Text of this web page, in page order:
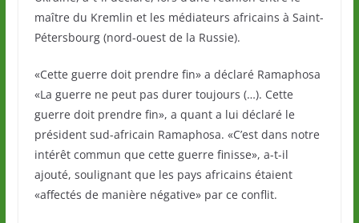
maître du Kremlin et les médiateurs africains à Saint-
Pétersbourg (nord-ouest de la Russie).
«Cette guerre doit prendre fin» a déclaré Ramaphosa
«La guerre ne peut pas durer toujours (…). Cette
guerre doit prendre fin», a quant a lui déclaré le
président sud-africain Ramaphosa. «C’est dans notre
intérêt commun que cette guerre finisse», a-t-il
ajouté, soulignant que les pays africains étaient
«affectés de manière négative» par ce conflit.